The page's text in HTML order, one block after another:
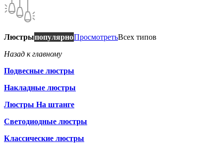
ЛюстрыпопулярноПросмотретьВсех типов
Назад к главному
Подвесные люстры
Накладные люстры
Люстры На штанге
Светодиодные люстры
Классические люстры